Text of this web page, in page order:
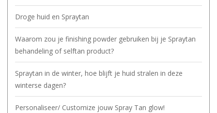
Droge huid en Spraytan
Waarom zou je finishing powder gebruiken bij je Spraytan
behandeling of selftan product?
Spraytan in de winter, hoe blijft je huid stralen in deze
winterse dagen?
Personaliseer/ Customize jouw Spray Tan glow!